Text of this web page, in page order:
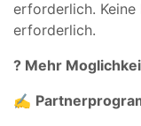
erforderlich.
erforderlich.
? Mehr
✍